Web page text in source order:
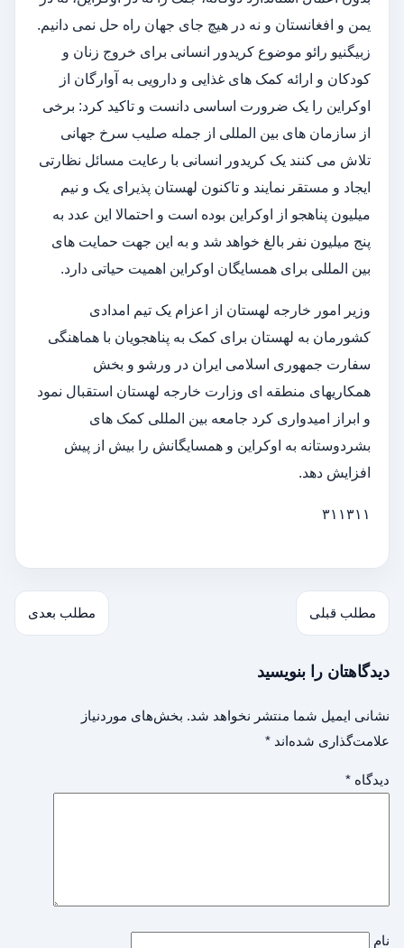
یمن و افغانستان و نه در هیچ جای جهان راه حل نمی دانیم.
زبیگنیو رائو موضوع کریدور انسانی برای خروج زنان و
کودکان و ارائه کمک های غذایی و دارویی به آوارگان از
اوکراین را یک ضرورت اساسی دانست و تاکید کرد: برخی
از سازمان های بین المللی از جمله صلیب سرخ جهانی
تلاش می کنند یک کریدور انسانی با رعایت مسائل نظارتی
ایجاد و مستقر نمایند و تاکنون لهستان پذیرای یک و نیم
میلیون پناهجو از اوکراین بوده است و احتمالا این عدد به
پنج میلیون نفر بالغ خواهد شد و به این جهت حمایت های
بین المللی برای همسایگان اوکراین اهمیت حیاتی دارد.
وزیر امور خارجه لهستان از اعزام یک تیم امدادی
کشورمان به لهستان برای کمک به پناهجویان با هماهنگی
سفارت جمهوری اسلامی ایران در ورشو و بخش
همکاریهای منطقه ای وزارت خارجه لهستان استقبال نمود
و ابراز امیدواری کرد جامعه بین المللی کمک های
بشردوستانه به اوکراین و همسایگانش را بیش از پیش
افزایش دهد.
۳۱۱۳۱۱
مطلب قبلی مطلب بعدی
دیدگاهتان را بنویسید
نشانی ایمیل شما منتشر نخواهد شد. بخش‌های موردنیاز
علامت‌گذاری شده‌اند *
دیدگاه *
نام